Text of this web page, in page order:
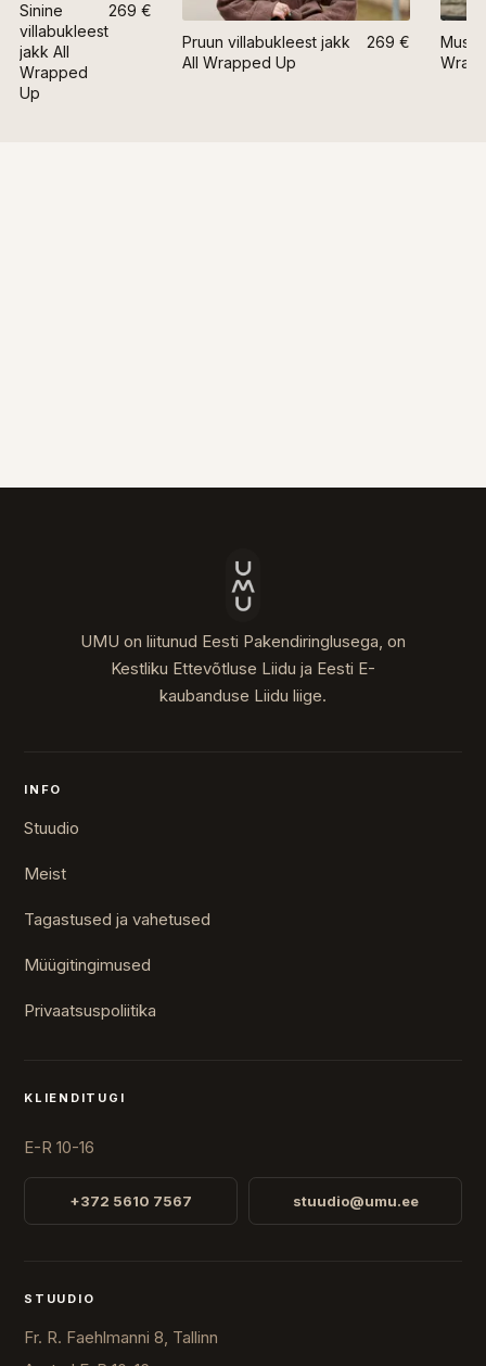
Sinine
villabukleest
jakk All
Wrapped
Up
269 €
Pruun villabukleest jakk
All Wrapped Up
269 €
Must
UMU on liitunud Eesti Pakendiringlusega, on
Kestliku Ettevõtluse Liidu ja Eesti E-
kaubanduse Liidu liige.
INFO
Stuudio
Meist
Tagastused ja vahetused
Müügitingimused
Privaatsuspoliitika
KLIENDITUGI
E-R 10-16
+372 5610 7567 stuudio@umu.ee
STUUDIO
Fr. R. Faehlmanni 8, Tallinn